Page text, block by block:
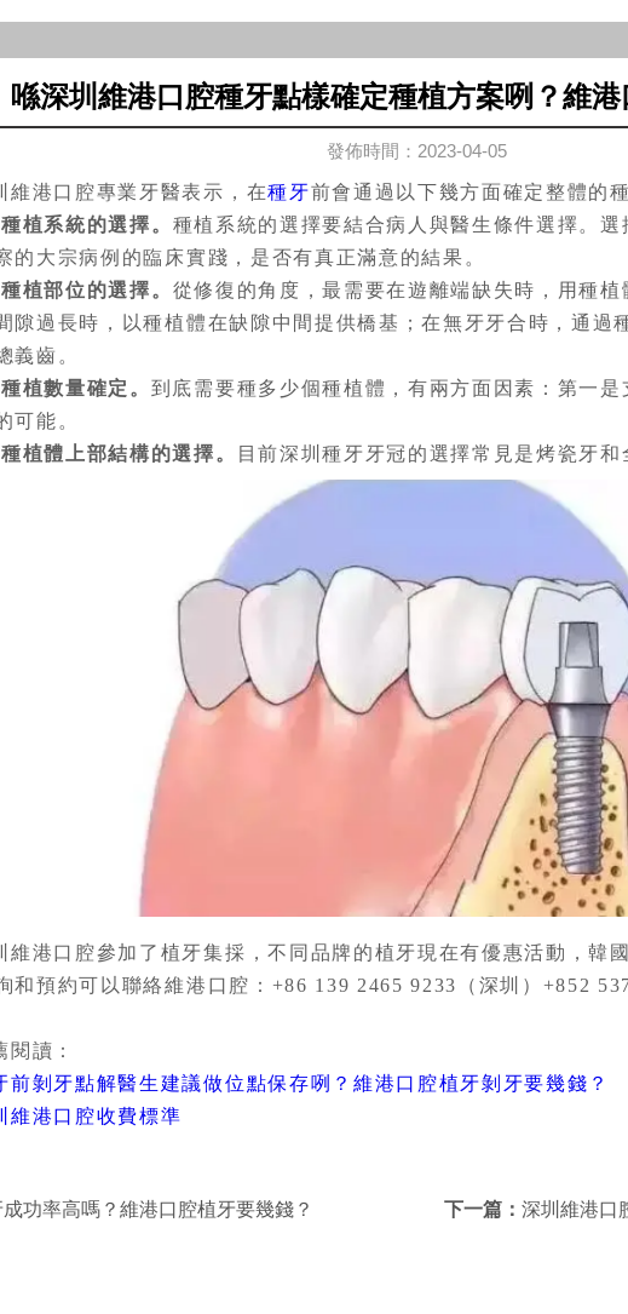
喺深圳維港口腔種牙點樣確定種植方案咧？維港
發佈時間：2023-04-05
維港口腔專業牙醫表示，在種牙前會通過以下幾方面確定整體的
植系統的選擇。 種植系統的選擇要結合病人與醫生條件選擇。
的大宗病例的臨床實踐，是否有真正滿意的結果。
植部位的選擇。 從修復的角度，最需要在遊離端缺失時，用種植
隙過長時，以種植體在缺隙中間提供橋基；在無牙牙合時，通過
義齒。
植數量確定。 到底需要種多少個種植體，有兩方面因素：第一
可能。
植體上部結構的選擇。
目前深圳種牙牙冠的選擇常見是烤瓷牙和
維港口腔參加了植牙集採，不同品牌的植牙現在有優惠活動，韓
和預約可以聯絡維港口腔：+86 139 2465 9233（深圳）+852
閱讀：
前剝牙點解醫生建議做位點保存咧？維港口腔植牙剝牙要幾錢？
維港口腔收費標準
功率高嗎？維港口腔植牙要幾錢？ 下一篇：深圳維港口